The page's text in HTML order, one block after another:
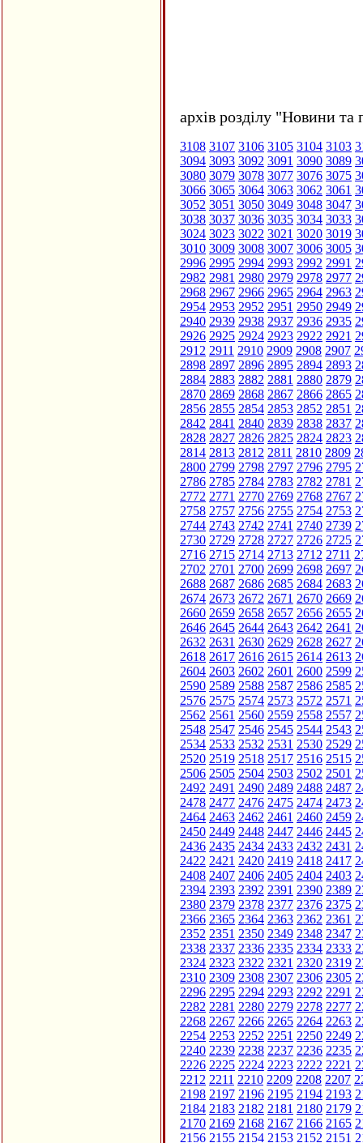
архів розділу "Новини та
3108 3107 3106 3105 3104 3103
3094 3093 3092 3091 3090 3089
3080 3079 3078 3077 3076 3075
3066 3065 3064 3063 3062 3061
3052 3051 3050 3049 3048 3047
3038 3037 3036 3035 3034 3033
3024 3023 3022 3021 3020 3019
3010 3009 3008 3007 3006 3005
2996 2995 2994 2993 2992 2991
2982 2981 2980 2979 2978 2977
2968 2967 2966 2965 2964 2963
2954 2953 2952 2951 2950 2949
2940 2939 2938 2937 2936 2935
2926 2925 2924 2923 2922 2921
2912 2911 2910 2909 2908 2907
2898 2897 2896 2895 2894 2893
2884 2883 2882 2881 2880 2879
2870 2869 2868 2867 2866 2865
2856 2855 2854 2853 2852 2851
2842 2841 2840 2839 2838 2837
2828 2827 2826 2825 2824 2823
2814 2813 2812 2811 2810 2809
2800 2799 2798 2797 2796 2795
2786 2785 2784 2783 2782 2781
2772 2771 2770 2769 2768 2767
2758 2757 2756 2755 2754 2753
2744 2743 2742 2741 2740 2739
2730 2729 2728 2727 2726 2725
2716 2715 2714 2713 2712 2711
2702 2701 2700 2699 2698 2697
2688 2687 2686 2685 2684 2683
2674 2673 2672 2671 2670 2669
2660 2659 2658 2657 2656 2655
2646 2645 2644 2643 2642 2641
2632 2631 2630 2629 2628 2627
2618 2617 2616 2615 2614 2613
2604 2603 2602 2601 2600 2599
2590 2589 2588 2587 2586 2585
2576 2575 2574 2573 2572 2571
2562 2561 2560 2559 2558 2557
2548 2547 2546 2545 2544 2543
2534 2533 2532 2531 2530 2529
2520 2519 2518 2517 2516 2515
2506 2505 2504 2503 2502 2501
2492 2491 2490 2489 2488 2487
2478 2477 2476 2475 2474 2473
2464 2463 2462 2461 2460 2459
2450 2449 2448 2447 2446 2445
2436 2435 2434 2433 2432 2431
2422 2421 2420 2419 2418 2417
2408 2407 2406 2405 2404 2403
2394 2393 2392 2391 2390 2389
2380 2379 2378 2377 2376 2375
2366 2365 2364 2363 2362 2361
2352 2351 2350 2349 2348 2347
2338 2337 2336 2335 2334 2333
2324 2323 2322 2321 2320 2319
2310 2309 2308 2307 2306 2305
2296 2295 2294 2293 2292 2291
2282 2281 2280 2279 2278 2277
2268 2267 2266 2265 2264 2263
2254 2253 2252 2251 2250 2249
2240 2239 2238 2237 2236 2235
2226 2225 2224 2223 2222 2221
2212 2211 2210 2209 2208 2207
2198 2197 2196 2195 2194 2193
2184 2183 2182 2181 2180 2179
2170 2169 2168 2167 2166 2165
2156 2155 2154 2153 2152 2151